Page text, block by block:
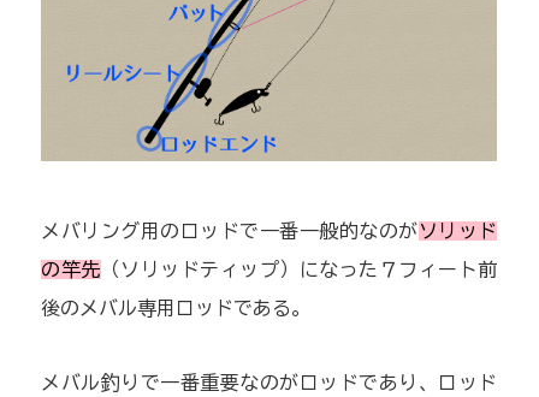
メバリング用のロッドで一番一般的なのがソリッド
の竿先 （ソリッドティップ）になった７フィート前
後のメバル専用ロッドである。
メバル釣りで一番重要なのがロッドであり、ロッド